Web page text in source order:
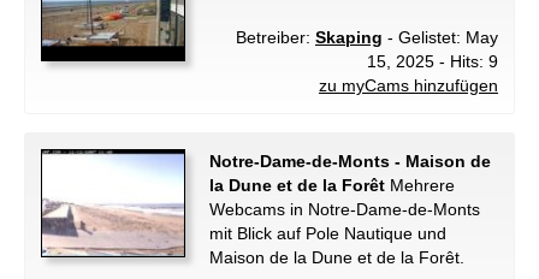
Betreiber: Skaping - Gelistet: May
15, 2025 - Hits: 9
zu myCams hinzufügen
Notre-Dame-de-Monts - Maison de
la Dune et de la Forêt Mehrere
Webcams in Notre-Dame-de-Monts
mit Blick auf Pole Nautique und
Maison de la Dune et de la Forêt.